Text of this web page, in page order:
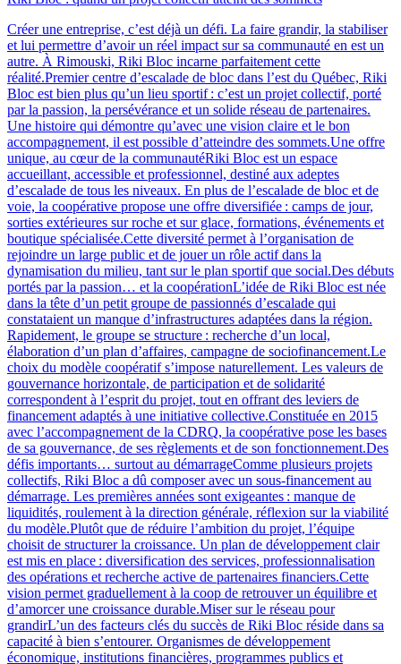
Créer une entreprise, c’est déjà un défi. La faire grandir, la stabiliser
et lui permettre d’avoir un réel impact sur sa communauté en est un
autre. À Rimouski, Riki Bloc incarne parfaitement cette
réalité.Premier centre d’escalade de bloc dans l’est du Québec, Riki
Bloc est bien plus qu’un lieu sportif : c’est un projet collectif, porté
par la passion, la persévérance et un solide réseau de partenaires.
Une histoire qui démontre qu’avec une vision claire et le bon
accompagnement, il est possible d’atteindre des sommets.Une offre
unique, au cœur de la communautéRiki Bloc est un espace
accueillant, accessible et professionnel, destiné aux adeptes
d’escalade de tous les niveaux. En plus de l’escalade de bloc et de
voie, la coopérative propose une offre diversifiée : camps de jour,
sorties extérieures sur roche et sur glace, formations, événements et
boutique spécialisée.Cette diversité permet à l’organisation de
rejoindre un large public et de jouer un rôle actif dans la
dynamisation du milieu, tant sur le plan sportif que social.Des débuts
portés par la passion… et la coopérationL’idée de Riki Bloc est née
dans la tête d’un petit groupe de passionnés d’escalade qui
constataient un manque d’infrastructures adaptées dans la région.
Rapidement, le groupe se structure : recherche d’un local,
élaboration d’un plan d’affaires, campagne de sociofinancement.Le
choix du modèle coopératif s’impose naturellement. Les valeurs de
gouvernance horizontale, de participation et de solidarité
correspondent à l’esprit du projet, tout en offrant des leviers de
financement adaptés à une initiative collective.Constituée en 2015
avec l’accompagnement de la CDRQ, la coopérative pose les bases
de sa gouvernance, de ses règlements et de son fonctionnement.Des
défis importants… surtout au démarrageComme plusieurs projets
collectifs, Riki Bloc a dû composer avec un sous-financement au
démarrage. Les premières années sont exigeantes : manque de
liquidités, roulement à la direction générale, réflexion sur la viabilité
du modèle.Plutôt que de réduire l’ambition du projet, l’équipe
choisit de structurer la croissance. Un plan de développement clair
est mis en place : diversification des services, professionnalisation
des opérations et recherche active de partenaires financiers.Cette
vision permet graduellement à la coop de retrouver un équilibre et
d’amorcer une croissance durable.Miser sur le réseau pour
grandirL’un des facteurs clés du succès de Riki Bloc réside dans sa
capacité à bien s’entourer. Organismes de développement
économique, institutions financières, programmes publics et